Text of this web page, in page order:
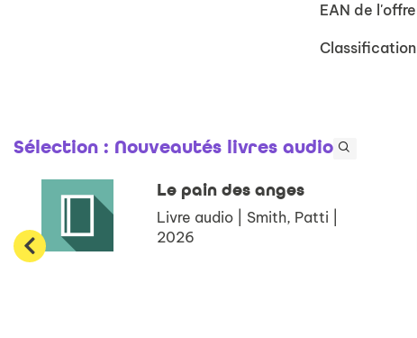
EAN de l'offre
Classification
Sélection : Nouveautés livres audio
Le pain des anges
Livre audio | Smith, Patti |
2026